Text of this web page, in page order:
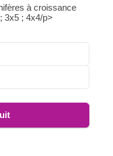
pour s'asseoir et
pour travailler
vous recevez des
chic, mais son prix
amis et votre
à croissance
3x5 ; 4x4/p>